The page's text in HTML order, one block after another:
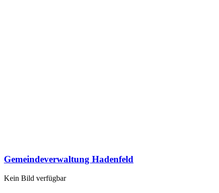
Gemeindeverwaltung Hadenfeld
Kein Bild verfügbar